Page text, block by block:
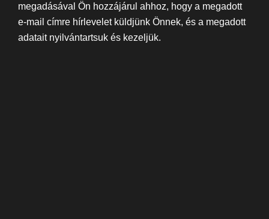
megadásával Ön hozzájárul ahhoz, hogy a megadott
e-mail címre hírlevelet küldjünk Önnek, és a megadott
adatait nyilvántartsuk és kezeljük.